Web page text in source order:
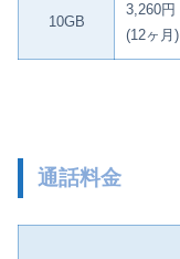
10GB
3,260円
(12ヶ月)
通話料金